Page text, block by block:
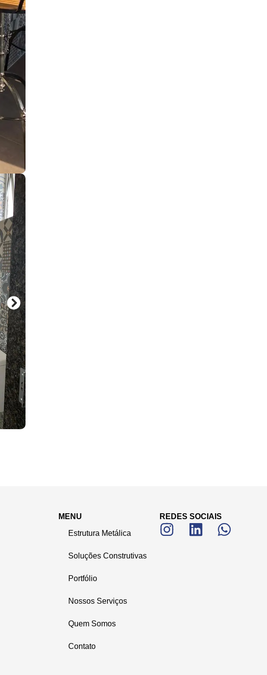
MENU
Estrutura Metálica
Soluções Construtivas
Portfólio
Nossos Serviços
Quem Somos
Contato
REDES SOCIAIS